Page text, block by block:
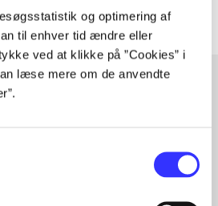
og optimering af
til enhver tid ændre eller
ved at klikke på ”Cookies” i
læse mere om de anvendte